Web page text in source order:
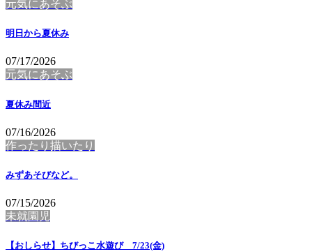
元気にあそぶ
明日から夏休み
07/17/2026
元気にあそぶ
夏休み間近
07/16/2026
作ったり描いたり
みずあそびなど。
07/15/2026
未就園児
【おしらせ】ちびっこ水遊び 7/23(金)